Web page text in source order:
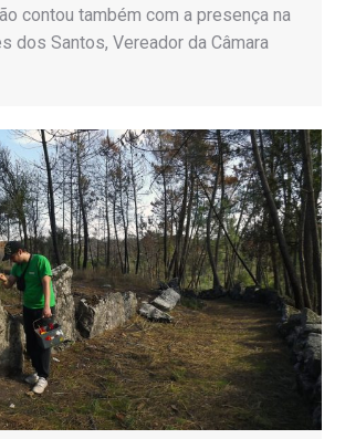
contou também com a presença na
dos Santos, Vereador da Câmara